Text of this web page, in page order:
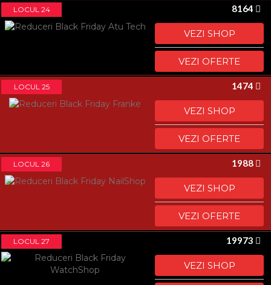
LOCUL 24 8164
VEZI SHOP
VEZI OFERTE
LOCUL 25 1474
VEZI SHOP
VEZI OFERTE
LOCUL 26 1988
VEZI SHOP
VEZI OFERTE
LOCUL 27 19973
VEZI SHOP